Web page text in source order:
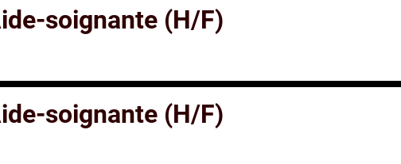
soignante (H/F)
soignante (H/F)